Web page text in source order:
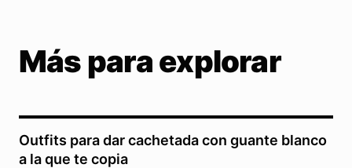
Más para explorar
Outfits para dar cachetada con guante blanco
a la que te copia